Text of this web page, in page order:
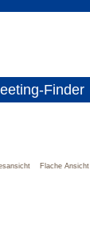
Finder
Flache Ansicht